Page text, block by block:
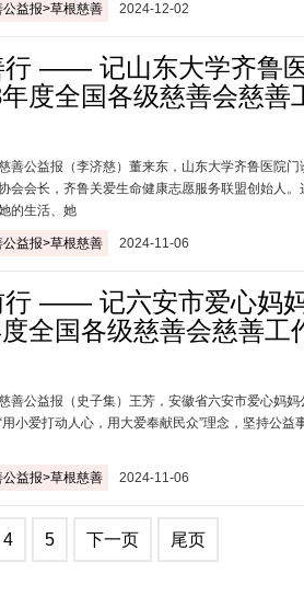
公益报>草根慈善 2024-12-02
行 —— 记山东大学齐鲁
度全国各级慈善会慈善
公益报（李济慈）董来东，山东大学齐鲁医院门
会会长，齐鲁关爱生命健康志愿服务联盟创始人
的生活、她
公益报>草根慈善 2024-11-06
行 —— 记六安市爱心妈
全国各级慈善会慈善工
公益报（史子集）王芳，安徽省六安市爱心妈妈
用小爱打动人心，用大爱奉献民众”理念，坚持公益
公益报>草根慈善 2024-11-06
4 5 下一页 尾页